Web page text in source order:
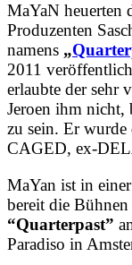
MaYaN heuerten
Produzenten
namens „
2011
erlaubte der sehr
Jeroen ihm nicht,
zu sein. Er
CAGED, ex-
MaYan ist in
bereit die
“Quarterpast”
Paradiso in